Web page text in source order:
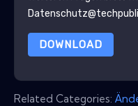
DOWNLOAD
Related Categories: